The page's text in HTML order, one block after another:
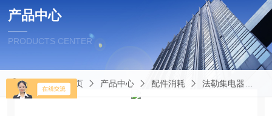
产品中心
PRODUCTS CENTER
当前位置：首页 产品中心 配件消耗 法勒集电器